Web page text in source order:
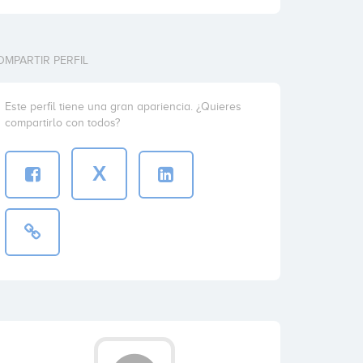
PERFIL
Este perfil tiene una gran apariencia. ¿Quieres
compartirlo con todos?
X